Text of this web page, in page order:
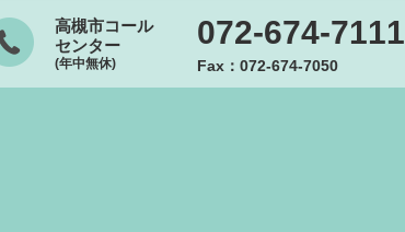
高槻市コール
センター
(年中無休)
072-674-7111
Fax：072-674-7050